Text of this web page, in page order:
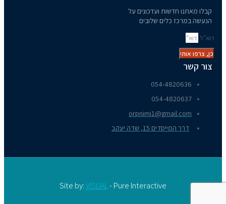
קבלו מאתנו חדשות ועדכונים על
הנעשה במרכז כלים שלובים
דוא"ל
כן, צרפו אותי
צור קשר
054-4820636​
054-4820637
orpnimi1@gmail.com
דרך המייסדים 15, שדה יעקב
Site by:VISUAL- Pure Interactive